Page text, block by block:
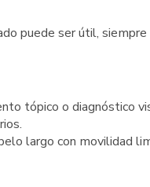
puede ser útil,
tópico o diagnóstico
largo con movilidad